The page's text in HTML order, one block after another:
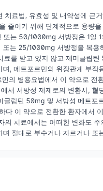
치료법, 유효성 및 내약성에 근
줄이기 위해 단계적으로 용량
는 50/1000mg 서방정은 1일 1
는 25/1000mg 서방정을 복용
료를 받고 있지 않고 제미글립
, 메트포르민의 위장관계 부작
의 병용요법에서 이 약으로 전
서 서방성 제제로의 변환시,
글립틴 50mg 및 서방성 메트포
다 이 약으로 전환한 환자에서
의 치료에서는 어떠한 변화도
며 절대로 부수거나 자르거나 또